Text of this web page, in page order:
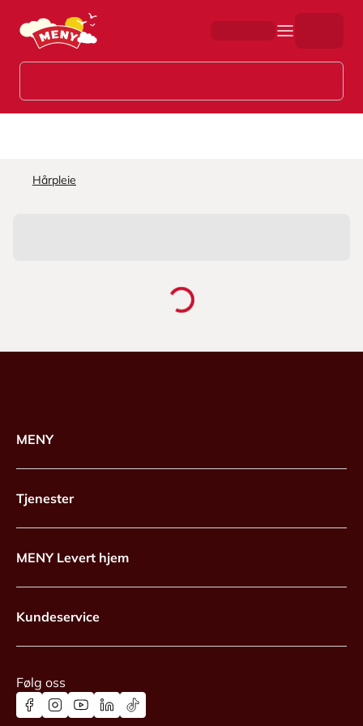
Hopp til hovedinnhold
Hårpleie
MENY
Tjenester
MENY Levert hjem
Kundeservice
Følg oss